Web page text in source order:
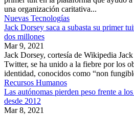
una organización caritativa...
Nuevas Tecnologías
Jack Dorsey saca a subasta su primer
dos millones
Mar 9, 2021
Jack Dorsey, cortesía de Wikipedia
Twitter, se ha unido a la fiebre por los
identidad, conocidos como “non
Recursos Humanos
Las autónomas pierden peso frente a
desde 2012
Mar 8, 2021